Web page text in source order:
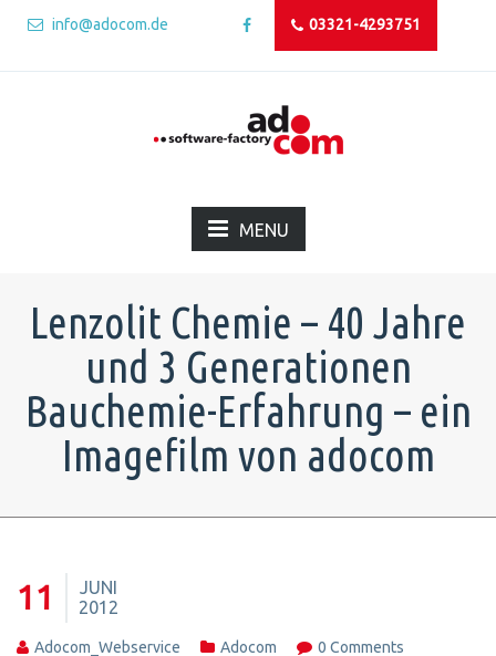
info@adocom.de 03321-4293751
MENU
Lenzolit Chemie – 40 Jahre
und 3 Generationen
Bauchemie-Erfahrung – ein
Imagefilm von adocom
11
JUNI
2012
Adocom_Webservice Adocom 0 Comments